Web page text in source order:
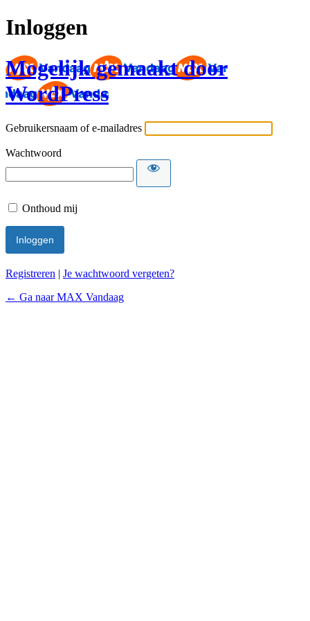
Inloggen
Mogelijk gemaakt door
WordPress
Gebruikersnaam of e-mailadres
Wachtwoord
Onthoud mij
Registreren | Je wachtwoord vergeten?
← Ga naar MAX Vandaag